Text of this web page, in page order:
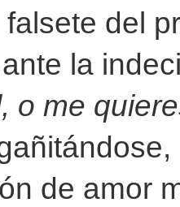
del
la
o me
de amor